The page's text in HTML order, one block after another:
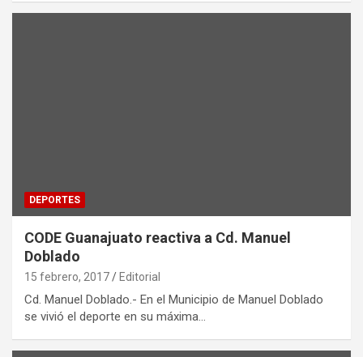
DEPORTES
CODE Guanajuato reactiva a Cd. Manuel
Doblado
15 febrero, 2017 Editorial
Cd. Manuel Doblado.- En el Municipio de Manuel Doblado
se vivió el deporte en su máxima…